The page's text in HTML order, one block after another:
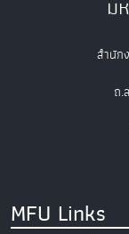
ม
สำนัก
ถ.
MFU Links